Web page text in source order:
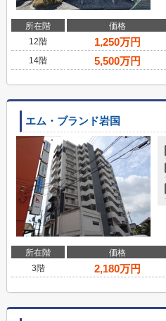
所在階 価格
12階
1,250万円
14階
5,500万円
エム・ブランド岩国
所在階 価格
3階
2,180万円